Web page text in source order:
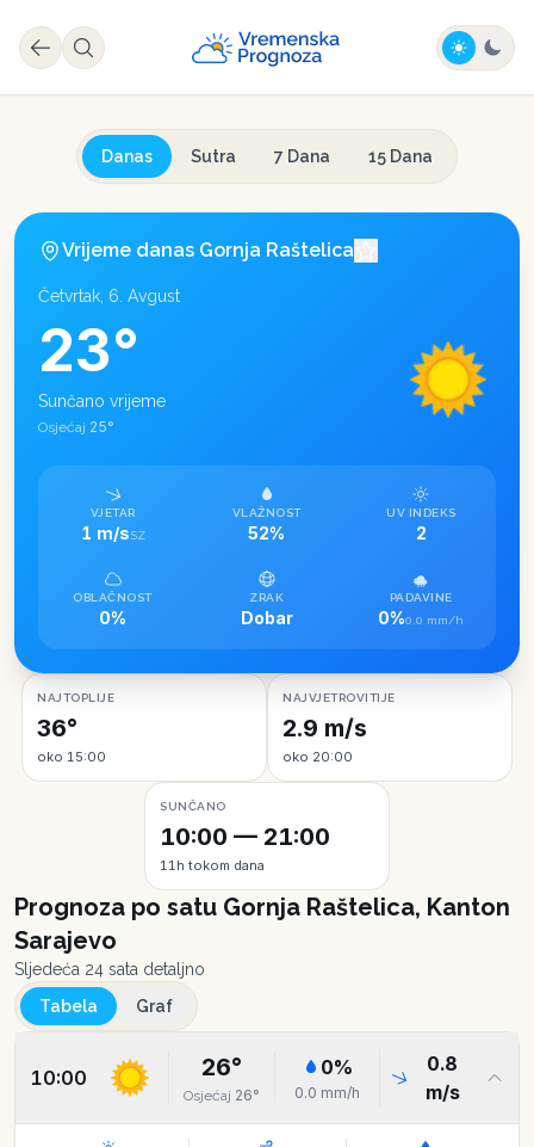
Danas Sutra 7 Dana 15 Dana
Vrijeme danas Gornja Raštelica
Četvrtak, 6. Avgust
23°
Sunčano vrijeme
Osjećaj 25°
VJETAR
1 m/sSZ
VLAŽNOST
52%
UV INDEKS
2
OBLAČNOST
0%
ZRAK
Dobar
PADAVINE
0%0.0 mm/h
NAJTOPLIJE
36°
oko 15:00
NAJVJETROVITIJE
2.9 m/s
oko 20:00
SUNČANO
10:00 — 21:00
11h tokom dana
Prognoza po satu Gornja Raštelica, Kanton
Sarajevo
Sljedeća 24 sata detaljno
Tabela
Graf
10:00 26°
Osjećaj 26°
0%
0.0 mm/h
0.8
m/s